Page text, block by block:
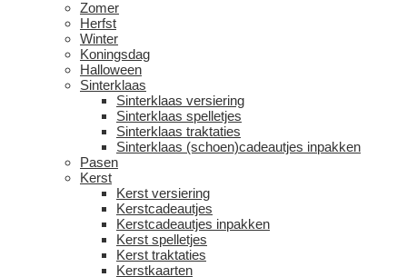
Zomer
Herfst
Winter
Koningsdag
Halloween
Sinterklaas
Sinterklaas versiering
Sinterklaas spelletjes
Sinterklaas traktaties
Sinterklaas (schoen)cadeautjes inpakken
Pasen
Kerst
Kerst versiering
Kerstcadeautjes
Kerstcadeautjes inpakken
Kerst spelletjes
Kerst traktaties
Kerstkaarten